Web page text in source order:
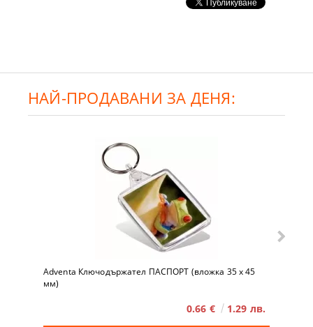
НАЙ-ПРОДАВАНИ ЗА ДЕНЯ:
Adventa Ключодържател ПАСПОРТ (вложка 35 x 45
мм)
0.66 € 1.29 лв.